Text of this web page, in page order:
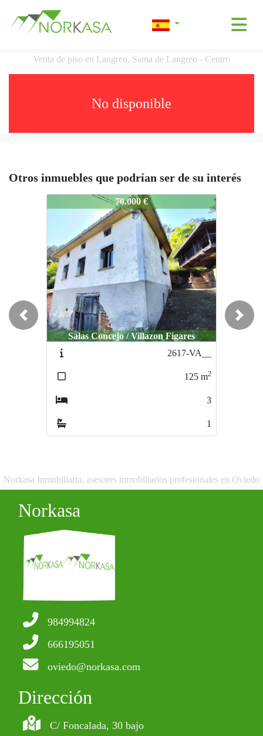
Venta de piso en Langreo, Sama de Langreo - Centro
No disponible
Otros inmuebles que podrían ser de su interés
70.000 €
Salas Concejo / Villazon Figares
2617-VA__
125 m2
3
1
Previous Next
Norkasa Inmobiliaria, asesores inmobiliarios profesionales en Oviedo
Norkasa
984994824
666195051
oviedo@norkasa.com
Dirección
C/ Foncalada, 30 bajo